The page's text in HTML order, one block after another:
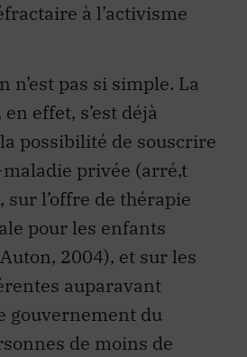
à l’activisme
n’est pas si simple. La
effet, s’est déjà
possibilité de souscrire
privée (arré‚t
sur l’offre de thérapie
pour les enfants
2004), et sur les
auparavant
gouvernement du
de moins de